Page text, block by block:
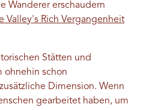
Wanderer erschaudern
Valley's Rich Vergangenheit
Stätten und
ohnehin schon
Dimension. Wenn
gearbeitet haben, um